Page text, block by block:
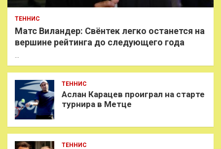
ТЕННИС
Матс Виландер: Свёнтек легко останется на
вершине рейтинга до следующего года
…
ТЕННИС
Аслан Карацев проиграл на старте
турнира в Метце
ТЕННИС